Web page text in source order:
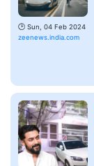
🕑 Sun, 04 Feb 2024
zeenews.india.com